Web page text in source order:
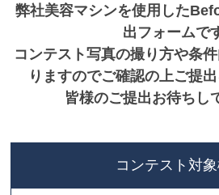
弊社美容マシンを使用した
出フォームで
コンテスト写真の撮り方や条
りますのでご確認の上ご提出
皆様のご提出お待ちし
コンテスト対